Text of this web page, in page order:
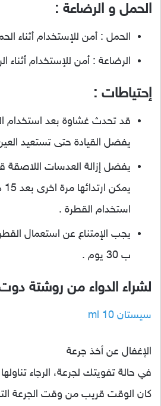
الحمل و الرضاعة :
الحمل : أمن للإستخدام أثناء
الرضاعة : أمن للإستخدام أثناء
إحتياطات :
قد تحدث غشاوة بعد استخدام
يفضل القيادة حتى تستعيد
يفضل إزالة العدسات اللاصقة
استخدام القطرة .
يجب الإمتناع عن استعمال
ب 30 يوم .
لشراء الدواء من روشتة
سيستان 10 ml
الإغفال عن أخذ جرعة
في حالة تفويتك لجرعة، الرجاء
كان الوقت قريب من وقت الجرعة